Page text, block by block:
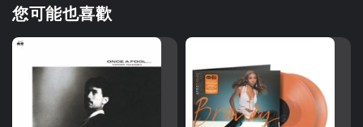
您可能也喜歡